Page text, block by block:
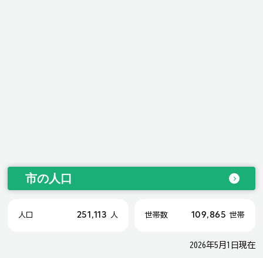
市の人口
人口 251,113 人 世帯数 109,865 世帯
2026年5月1日現在